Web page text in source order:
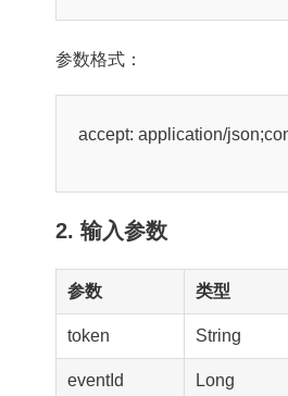
参数格式：
accept: application/
2. 输入参数
参数 类型
token String
eventId Long